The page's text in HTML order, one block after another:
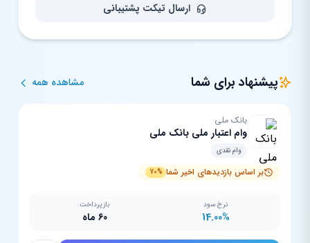
ارسال تیکت پشتیبانی
پیشنهاد برای شما مشاهده همه
بانک ملی
وام اعتبار ملی بانک ملی
وام نقدی
بر اساس بازدیدهای اخیر شما 70%
نرخ سود
14.00%
بازپرداخت
60 ماه